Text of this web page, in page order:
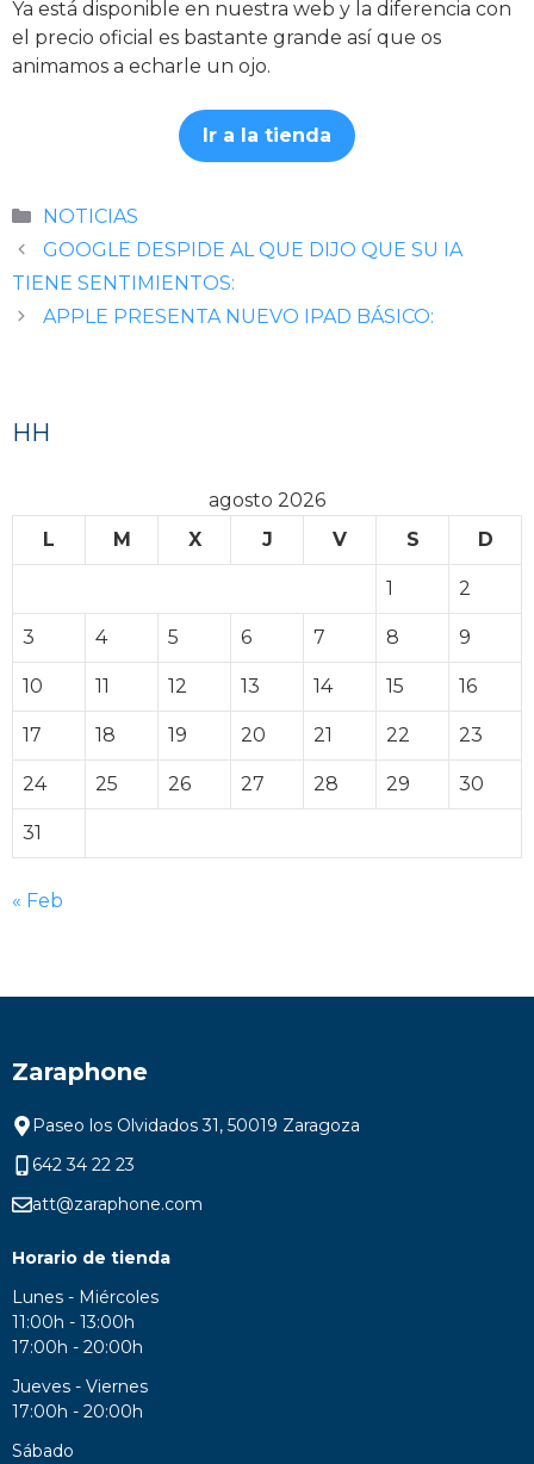
Ya está disponible en nuestra web y la diferencia con
el precio oficial es bastante grande así que os
animamos a echarle un ojo.
Ir a la tienda
Categorías
NOTICIAS
GOOGLE DESPIDE AL QUE DIJO QUE SU IA
TIENE SENTIMIENTOS:
APPLE PRESENTA NUEVO IPAD BÁSICO:
HH
agosto 2026
L
M X J V S D
1 2
3 4 5 6 7 8 9
10 11 12 13 14 15 16
17 18 19 20 21 22 23
24 25 26 27 28 29 30
31
« Feb
Zaraphone
Paseo los Olvidados 31, 50019 Zaragoza
642 34 22 23
att@zaraphone.com
Horario de tienda
Lunes - Miércoles
11:00h - 13:00h
17:00h - 20:00h
Jueves - Viernes
17:00h - 20:00h
Sábado